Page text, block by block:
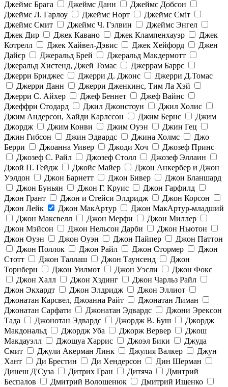
Джеймс Брага
Джеймс Данн
Джеймс Добсон
Джеймс Л. Гарлоу
Джеймс Норт
Джеймс Сміт
Джеймс Смит
Джеймс Ч. Гэлвин
Джеймс Энгел
Джек Дир
Джек Кавано Джек Клампенхауэр
Джек
Котрелл
Джек Хайвел-Дэвис Джек Хейфорд
Джен
Дайєр
Джеральд Брей
Джеральд Макдермотт
Джеральд Хистенд, Джей Томас
Джеррам Баррс
Джерри Бриджес
Джерри Д. Джонс
Джерри Д.Томас
Джерри Данн
Джерри Дженкинс, Тим Ла Хэй
Джерри С. Айхер
Джеф Беннет
Джеф Вайнс
Джеффри Стодард
Джил Джонстоун
Джил Холис
Джим Андерсон, Хайди Карлссон
Джим Бернс
Джим
Джордж
Джим Конви Джим Оуэн
Джин Гец
Джин Гибсон
Джин Эдвардс Джина Холмс
Джо
Берри
Джоанна Уивер Джоди Хоч
Джозеф Принс
Джозеф С. Райл
Джозеф Столл
Джозеф Эллаин
Джой П. Гейдж
Джойс Майер
Джон Анкербер и Джон
Уэлдон
Джон Барнетт Джон Бивер
Джон Бланшард
Джон Буньян
Джон Г. Круис
Джон Гарфилд
Джон Грант
Джон и Стейси Элдридж
Джон Корсон
Джон Лейк
Джон МакАртур
Джон МакАртур-младший
Джон Максвелл
Джон Мерфи
Джон Миллер
Джон Мэйсон
Джон Нельсон Дарби
Джон Ньютон
Джон Оуэн
Джон Оуэн Джон Пайпер
Джон Паттон
Джон Поллок
Джон Райл Джон Стормер
Джон
Стотт
Джон Таллаш Джон Таунсенд
Джон
Торнберн
Джон Уилмот Джон Уэсли
Джон Фокс
Джон Халл
Джон Хэдинг
Джон Чарльз Райл
Джон Экхардт
Джон Элдридж
Джон Эллиот
Джонатан Карсвел, Джоанна Райт
Джонатан Лиман
Джонатан Сарфати
Джонатан Эдвардс
Джони Эрексон
Тада
Джонотан Эдвардс Джордж В. Буш
Джордж
Макдональд
Джордж Уба Джорж Вервер
Джош
Макдауэлл
Джошуа Харрис Джоэл Бики
Джуда
Смит
Джули Акерман Линк Джулия Валкер
Джун
Хант
Ди Брестин Ди Хендерсон
Дин Шерман
Динеш Д'Суза
Дитрих Гран Дитяча
Дмитрий
Беспалов
Дмитрий Волошенюк
Дмитрий Ищенко